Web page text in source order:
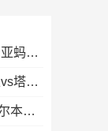
05月08日NBL(A)总决赛2 塔斯马尼亚蚂蚁vs悉尼国王 录像
05月06日NBL(A)总决赛1 悉尼国王vs塔斯马尼亚蚂蚁 全场录像
05月02日NBL(A)季后赛首轮G3 墨尔本联 - 塔斯马尼亚蚂蚁 录像集锦